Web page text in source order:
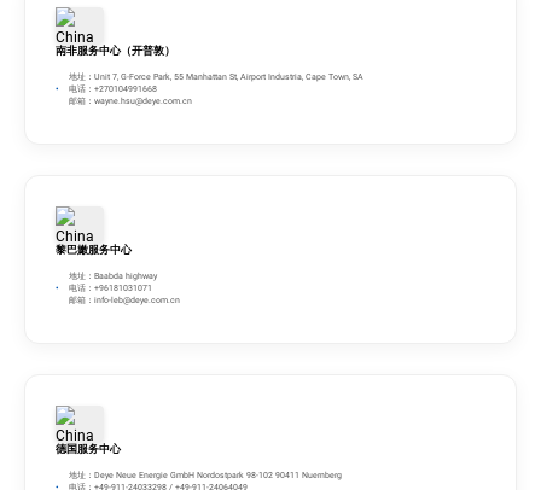
南非服务中心（开普敦）
地址：Unit 7, G-Force Park, 55 Manhattan St, Airport Industria, Cape Town, SA
电话：+270104991668
邮箱： wayne.hsu@deye.com.cn
黎巴嫩服务中心
地址：Baabda highway
电话：+96181031071
邮箱： info-leb@deye.com.cn
德国服务中心
地址：Deye Neue Energie GmbH Nordostpark 98-102 90411 Nuernberg
电话：+49-911-24033298 / +49-911-24064049